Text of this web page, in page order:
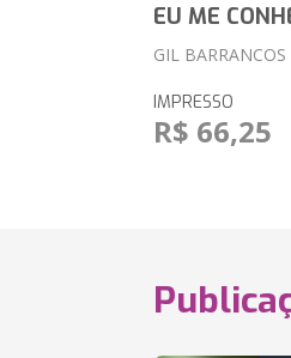
EU ME
GIL BARRANCOS
IMPRESSO
R$ 66,25